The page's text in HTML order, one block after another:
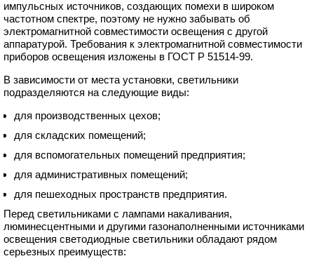
импульсных источников, создающих помехи в широком
частотном спектре, поэтому не нужно забывать об
электромагнитной совместимости освещения с другой
аппаратурой. Требования к электромагнитной совместимости
приборов освещения изложены в ГОСТ Р 51514-99.
В зависимости от места установки, светильники
подразделяются на следующие виды:
для производственных цехов;
для складских помещений;
для вспомогательных помещений предприятия;
для административных помещений;
для пешеходных пространств предприятия.
Перед светильниками с лампами накаливания,
люминесцентными и другими газонаполненными источниками
освещения светодиодные светильники обладают рядом
серьезных преимуществ: